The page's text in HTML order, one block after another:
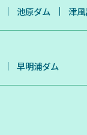
池原ダム 津
早明浦ダム